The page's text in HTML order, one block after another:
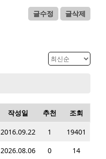
글수정 글삭제
작성일 추천 조회
2016.09.22 1
19401
2026.08.06 0
14